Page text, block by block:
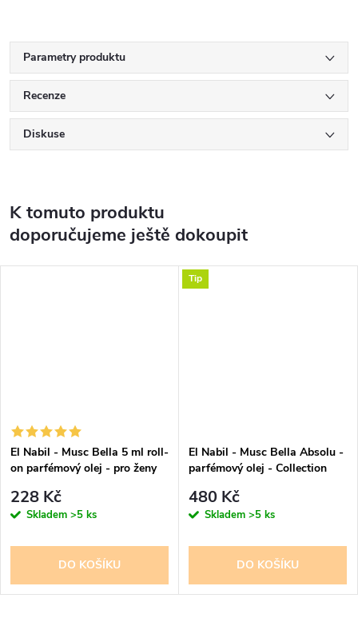
Parametry produktu
Recenze
Diskuse
K tomuto produktu
doporučujeme ještě dokoupit
El Nabil - Musc Bella 5 ml roll-
on parfémový olej - pro ženy
228 Kč
Skladem >5 ks
DO KOŠÍKU
Tip
El Nabil - Musc Bella Absolu -
parfémový olej - Collection
100% Esencí
480 Kč
Skladem >5 ks
DO KOŠÍKU